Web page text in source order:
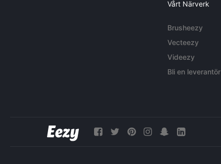
Vårt Närverk
Brusheezy
Vecteezy
Videezy
Bli en leverantör